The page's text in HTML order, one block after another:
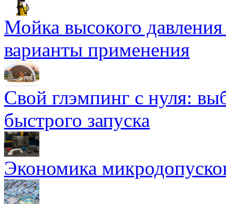
Мойка высокого
варианты применения
Свой глэмпинг с нуля:
быстрого запуска
Экономика